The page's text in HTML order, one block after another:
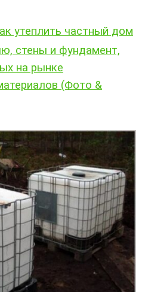
утеплить частный дом
стены и фундамент,
на рынке
(Фото &